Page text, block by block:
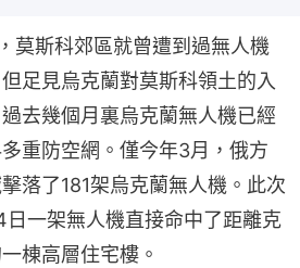
莫斯科郊區就曾遭到過無人機
足見烏克蘭對莫斯科領土的入
去幾個月裏烏克蘭無人機已經
重防空網。僅今年3月，俄方
落了181架烏克蘭無人機。此次
一架無人機直接命中了距離克
棟高層住宅樓。